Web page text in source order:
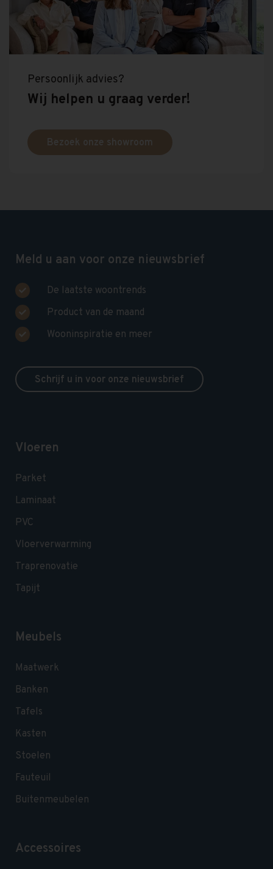
Persoonlijk advies?
Wij helpen u graag verder!
Bezoek onze showroom
Meld u aan voor onze nieuwsbrief
De laatste woontrends
Product van de maand
Wooninspiratie en meer
Schrijf u in voor onze nieuwsbrief
Vloeren
Parket
Laminaat
PVC
Vloerverwarming
Traprenovatie
Tapijt
Meubels
Maatwerk
Banken
Tafels
Kasten
Stoelen
Fauteuil
Buitenmeubelen
Accessoires